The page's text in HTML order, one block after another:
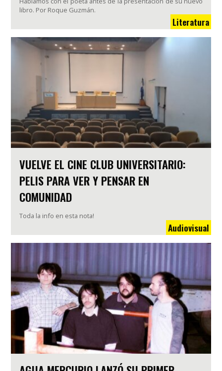
libro. Por Roque Guzmán.
Literatura
VUELVE EL CINE CLUB UNIVERSITARIO:
PELIS PARA VER Y PENSAR EN
COMUNIDAD
Toda la info en esta nota!
Audiovisual